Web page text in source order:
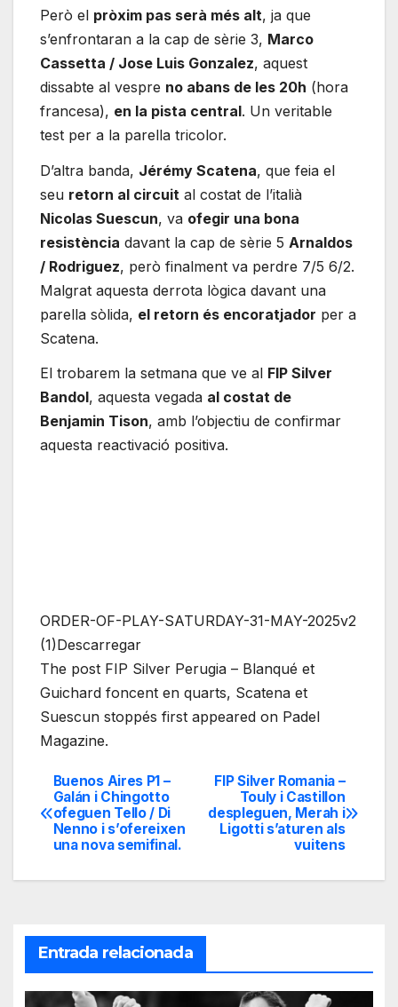
Però el pròxim pas serà més alt, ja que
s’enfrontaran a la cap de sèrie 3, Marco
Cassetta / Jose Luis Gonzalez, aquest
dissabte al vespre no abans de les 20h (hora
francesa), en la pista central. Un veritable
test per a la parella tricolor.
D’altra banda, Jérémy Scatena, que feia el
seu retorn al circuit al costat de l’italià
Nicolas Suescun, va ofegir una bona
resistència davant la cap de sèrie 5 Arnaldos
/ Rodriguez, però finalment va perdre 7/5 6/2.
Malgrat aquesta derrota lògica davant una
parella sòlida, el retorn és encoratjador per a
Scatena.
El trobarem la setmana que ve al FIP Silver
Bandol, aquesta vegada al costat de
Benjamin Tison, amb l’objectiu de confirmar
aquesta reactivació positiva.
ORDER-OF-PLAY-SATURDAY-31-MAY-2025v2
(1)Descarregar
The post FIP Silver Perugia – Blanqué et
Guichard foncent en quarts, Scatena et
Suescun stoppés first appeared on Padel
Magazine.
Navegación
de
FIP Silver Romania –
Touly i Castillon
despleguen, Merah i
Ligotti s’aturen als
vuitens
Buenos Aires P1 –
Galán i Chingotto
ofeguen Tello / Di
Nenno i s’ofereixen
una nova semifinal.
Entrada relacionada